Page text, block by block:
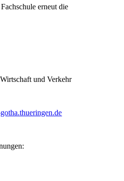
erneut die
und Verkehr